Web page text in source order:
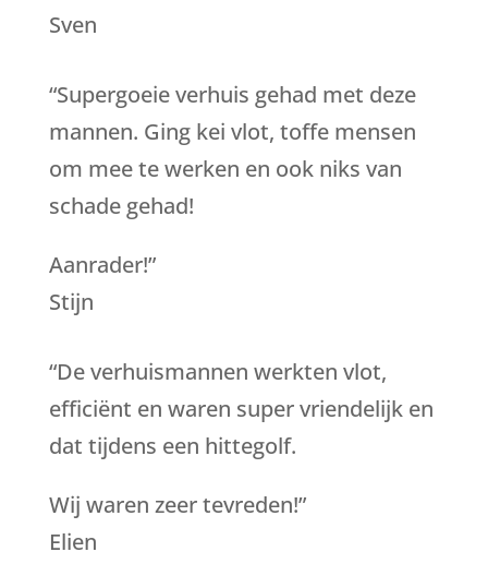
Sven
“Supergoeie verhuis gehad met deze
mannen. Ging kei vlot, toffe mensen
om mee te werken en ook niks van
schade gehad!
Aanrader!”
Stijn
“De verhuismannen werkten vlot,
efficiënt en waren super vriendelijk en
dat tijdens een hittegolf.
Wij waren zeer tevreden!”
Elien